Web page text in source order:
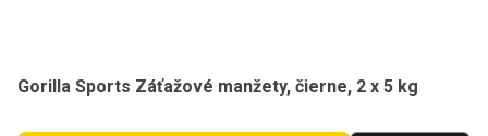
Gorilla Sports Záťažové manžety, čierne, 2 x 5 kg